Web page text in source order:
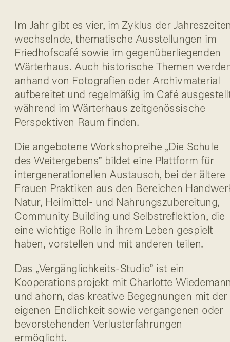
Im Jahr gibt es vier, im Zyklus der
wechselnde, thematische Ausstellungen im
Friedhofscafé sowie im gegenüberliegenden
Wärterhaus. Auch historische Themen
anhand von Fotografien oder Archivmaterial
aufbereitet und regelmäßig im Café
während im Wärterhaus zeitgenössische
Perspektiven Raum finden.
Die angebotene Workshopreihe „Die Schule
des Weitergebens” bildet eine Plattform für
intergenerationellen Austausch, bei der ältere
Frauen Praktiken aus den Bereichen
Natur, Heilmittel- und Nahrungszubereitung,
Community Building und Selbstreflektion, die
eine wichtige Rolle in ihrem Leben gespielt
haben, vorstellen und mit anderen teilen.
Das „Vergänglichkeits-Studio” ist ein
Kooperationsprojekt mit Charlotte
und ahorn, das kreative Begegnungen mit der
eigenen Endlichkeit sowie vergangenen oder
bevorstehenden Verlusterfahrungen
ermöglicht.